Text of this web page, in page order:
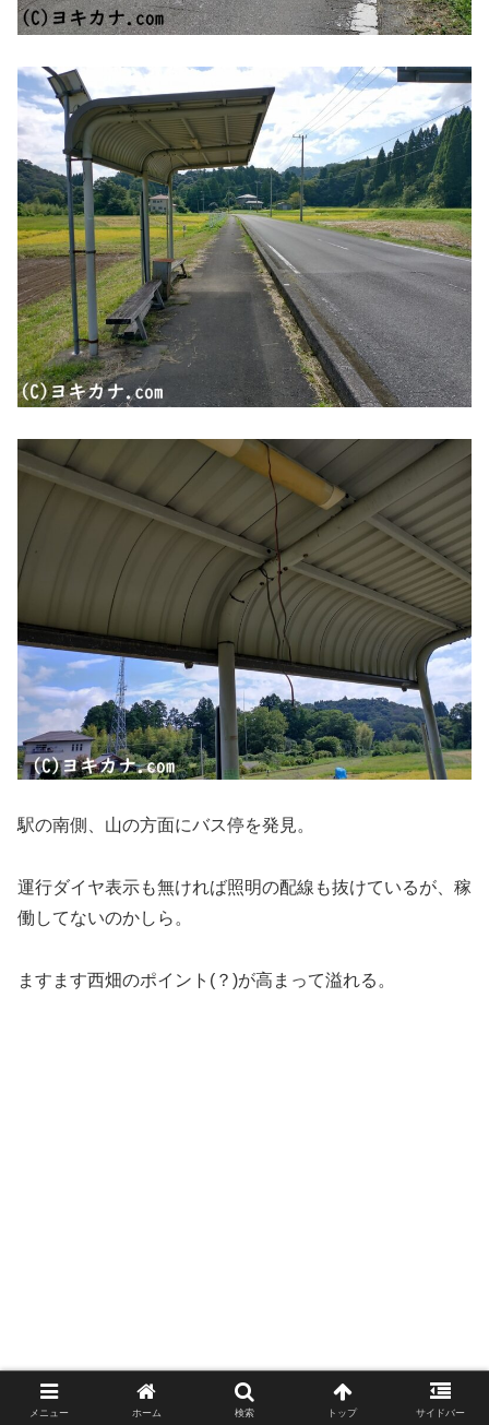
駅の南側、山の方面にバス停を発見。
運行ダイヤ表示も無ければ照明の配線も抜けているが、稼
働してないのかしら。
ますます西畑のポイント(？)が高まって溢れる。
メニュー ホーム 検索 トップ サイドバー